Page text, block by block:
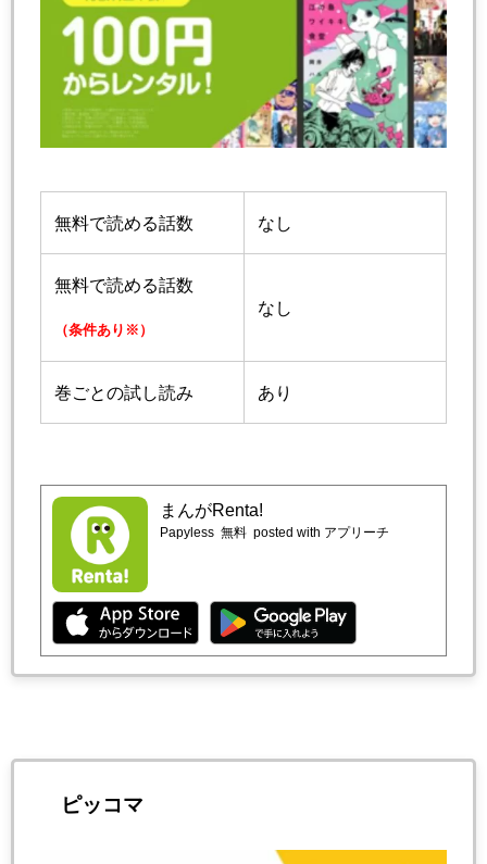
無料で読める話数 なし
無料で読める話数
（条件あり※）
なし
巻ごとの試し読み あり
まんがRenta!
Papyless 無料 posted with アプリーチ
ピッコマ